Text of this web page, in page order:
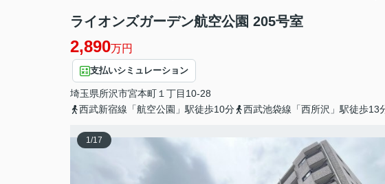
ライオンズガーデン航空公園 205号室
2,890万円
支払いシミュレーション
埼玉県所沢市宮本町 １丁目10-28
西武新宿線「航空公園」駅徒歩10分
西武池袋線「西所沢」駅徒歩13
1/17